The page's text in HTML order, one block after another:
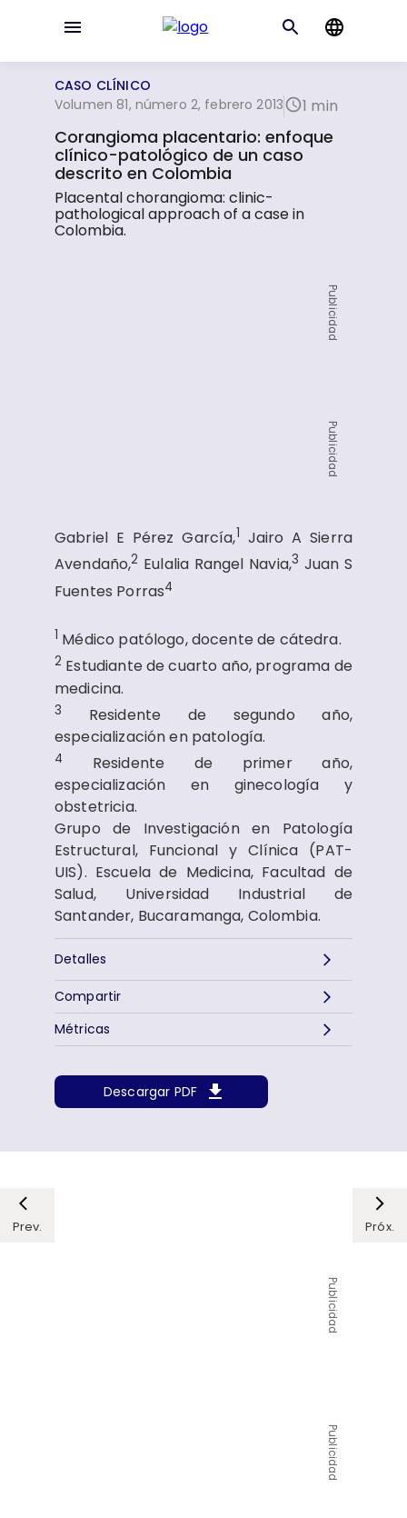
CASO CLÍNICO
Volumen 81, número 2, febrero 2013
1 min
Corangioma placentario: enfoque
clínico-patológico de un caso
descrito en Colombia
Placental chorangioma: clinic-
pathological approach of a case in
Colombia.
Publicidad
Publicidad
Gabriel E Pérez García,1 Jairo A Sierra
Avendaño,2 Eulalia Rangel Navia,3 Juan S
Fuentes Porras4
1 Médico patólogo, docente de cátedra.
2 Estudiante de cuarto año, programa de
medicina.
3
Residente de segundo año,
especialización en patología.
4
Residente de primer año,
especialización en ginecología y
obstetricia.
Grupo de Investigación en Patología
Estructural, Funcional y Clínica (PAT-
UIS). Escuela de Medicina, Facultad de
Salud, Universidad Industrial de
Santander, Bucaramanga, Colombia.
Detalles
Descargar PDF
Métricas
Compartir
Prev. Próx.
Publicidad
Publicidad